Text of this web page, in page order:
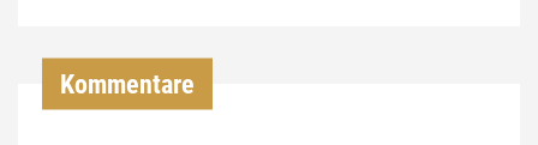
Kommentare